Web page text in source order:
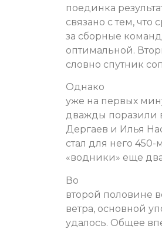
поединка
связано с тем, что
за сборные
оптимальной.
словно спутник
Однако
уже на первых
дважды поразили
Дергаев и Илья
стал для него
«водники» еще
Во
второй половине
ветра, основной
удалось. Общее